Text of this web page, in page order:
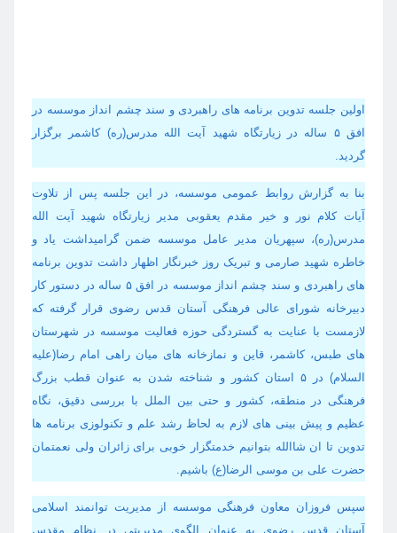
اولین جلسه تدوین برنامه های راهبردی و سند چشم انداز موسسه در
افق ۵ ساله در زیارتگاه شهید آیت الله مدرس(ره) کاشمر برگزار
گردید.
بنا به گزارش روابط عمومی موسسه، در این جلسه پس از تلاوت
آیات کلام نور و خیر مقدم یعقوبی مدیر زیارتگاه شهید آیت الله
مدرس(ره)، سپهریان مدیر عامل موسسه ضمن گرامیداشت یاد و
خاطره شهید صارمی و تبریک روز خبرنگار اظهار داشت تدوین برنامه
های راهبردی و سند چشم انداز موسسه در افق ۵ ساله در دستور کار
دبیرخانه شورای عالی فرهنگی آستان قدس رضوی قرار گرفته که
لازمست با عنایت به گستردگی حوزه فعالیت موسسه در شهرستان
های طبس، کاشمر، قاین و نمازخانه های میان راهی امام رضا(علیه
السلام) در ۵ استان کشور و شناخته شدن به عنوان قطب بزرگ
فرهنگی در منطقه، کشور و حتی بین الملل با بررسی دقیق، نگاه
عظیم و پیش بینی های لازم به لحاظ رشد علم و تکنولوزی برنامه ها
تدوین تا ان شاالله بتوانیم خدمتگزار خوبی برای زائران ولی نعمتمان
حضرت علی بن موسی الرضا(ع) باشیم.
سپس فروزان معاون فرهنگی موسسه از مدیریت توانمند اسلامی
آستان قدس رضوی به عنوان الگوی مدیریتی در نظام مقدس